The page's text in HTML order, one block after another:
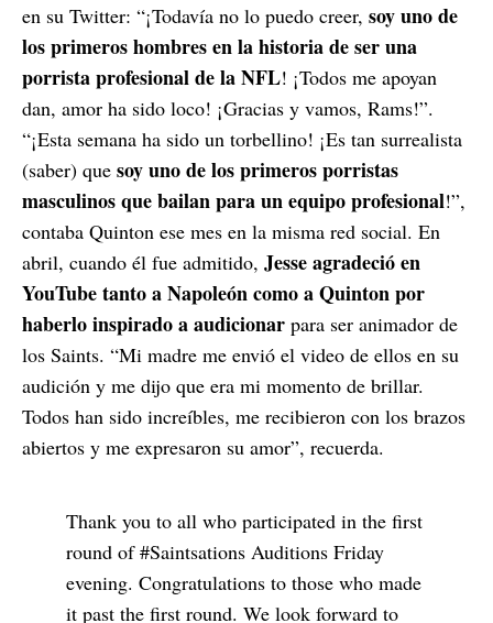
en su Twitter: “¡Todavía no lo puedo creer, soy uno de
los primeros hombres en la historia de ser una
porrista profesional de la NFL! ¡Todos me apoyan
dan, amor ha sido loco! ¡Gracias y vamos, Rams!”.
“¡Esta semana ha sido un torbellino! ¡Es tan surrealista
(saber) que soy uno de los primeros porristas
masculinos que bailan para un equipo profesional!”,
contaba Quinton ese mes en la misma red social. En
abril, cuando él fue admitido, Jesse agradeció en
YouTube tanto a Napoleón como a Quinton por
haberlo inspirado a audicionar para ser animador de
los Saints. “Mi madre me envió el video de ellos en su
audición y me dijo que era mi momento de brillar.
Todos han sido increíbles, me recibieron con los brazos
abiertos y me expresaron su amor”, recuerda.
Thank you to all who participated in the first
round of#Saintsations Auditions Friday
evening. Congratulations to those who made
it past the first round. We look forward to